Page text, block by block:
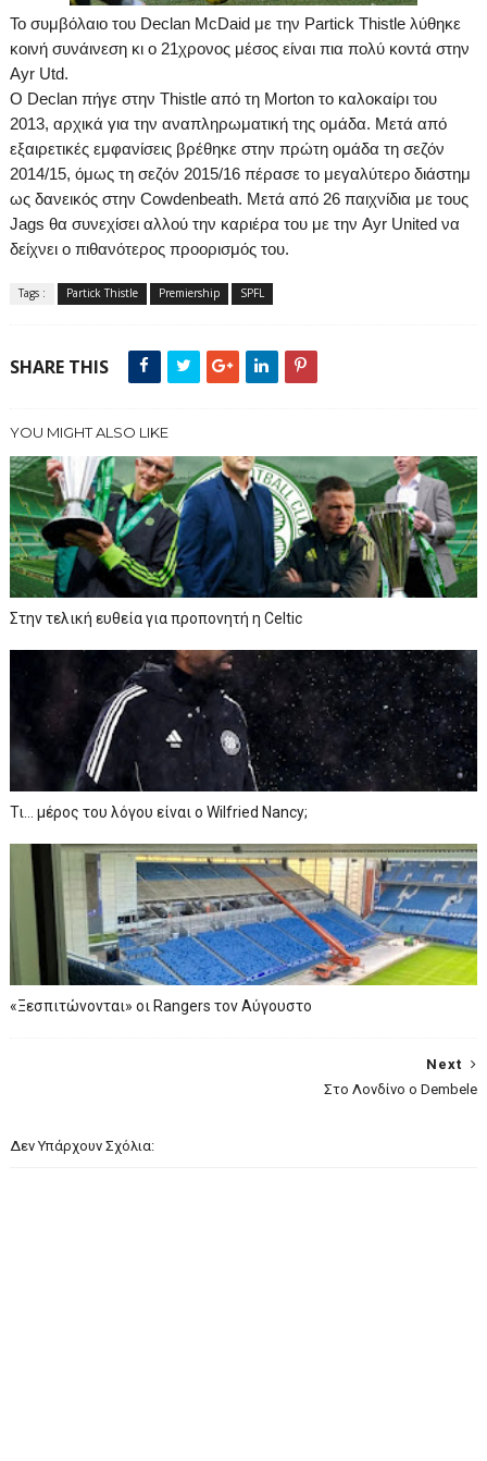
To συμβόλαιο του Declan McDaid με την Partick Thistle λύθηκε
κοινή συνάινεση κι ο 21χρονος μέσος είναι πια πολύ κοντά στην
Ayr Utd.
O Declan πήγε στην Thistle από τη Morton το καλοκαίρι του
2013, αρχικά για την αναπληρωματική της ομάδα. Μετά από
εξαιρετικές εμφανίσεις βρέθηκε στην πρώτη ομάδα τη σεζόν
2014/15, όμως τη σεζόν 2015/16 πέρασε το μεγαλύτερο διάστημ
ως δανεικός στην Cowdenbeath. Μετά από 26 παιχνίδια με τoυς
Jags θα συνεχίσει αλλού την καριέρα του με την Ayr Unitedνα
δείχνει ο πιθανότερος προορισμός του.
Tags : Partick Thistle Premiership SPFL
SHARE THIS
YOU MIGHT ALSO LIKE
Στην τελική ευθεία για προπονητή η Celtic
Τι… μέρος του λόγου είναι ο Wilfried Nancy;
«Ξεσπιτώνονται» οι Rangers τον Αύγουστο
Next
Στο Λονδίνο ο Dembele
Δεν Υπάρχουν Σχόλια: